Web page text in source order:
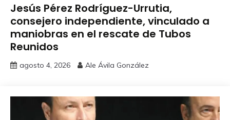
Jesús Pérez Rodríguez-Urrutia,
consejero independiente, vinculado a
maniobras en el rescate de Tubos
Reunidos
agosto 4, 2026 Ale Ávila González